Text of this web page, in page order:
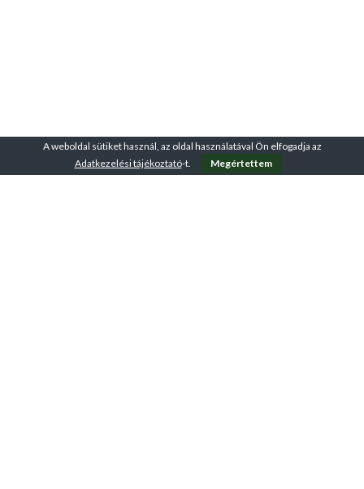
A weboldal sütiket használ, az oldal használatával Ön elfogadja az
Adatkezelési tájékoztató-t. Megértettem